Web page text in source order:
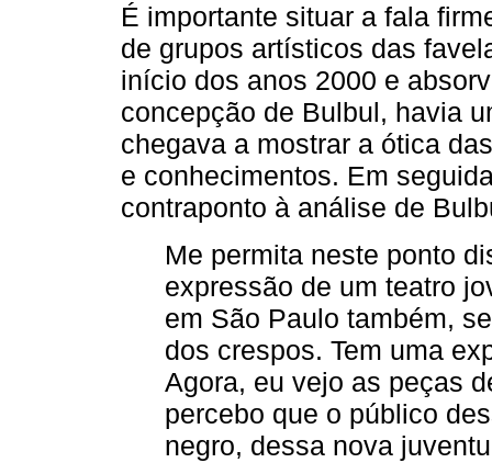
É importante situar a fala
de grupos artísticos das
início dos anos 2000 e
concepção de Bulbul, havia
chegava a mostrar a ótica
e conhecimentos. Em
contraponto à análise de
Me permita neste ponto
expressão de um teatro
em São Paulo também,
dos crespos. Tem uma
Agora, eu vejo as peças
percebo que o público
negro, dessa nova